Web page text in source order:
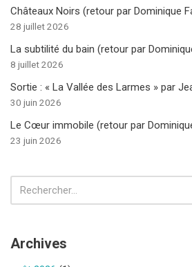
Châteaux Noirs (retour par Dominique
28 juillet 2026
La subtilité du bain (retour par
8 juillet 2026
Sortie : « La Vallée des Larmes » par
30 juin 2026
Le Cœur immobile (retour par
23 juin 2026
Archives